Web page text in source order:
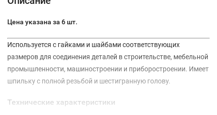
Цена указана за 6 шт.
Используется с гайками и шайбами соответствующих
размеров для соединения деталей в строительстве, мебельной
промышленности, машиностроении и приборостроении. Имеет
шпильку с полной резьбой и шестигранную голову.
Технические характеристики